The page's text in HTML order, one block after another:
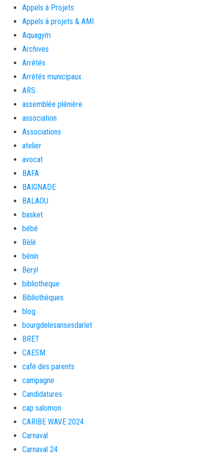
Appels à Projets
Appels à projets & AMI
Aquagym
Archives
Arrêtés
Arrêtés municipaux
ARS
assemblée plénière
association
Associations
atelier
avocat
BAFA
BAIGNADE
BALAOU
basket
bébé
Bèlè
bénin
Beryl
bibliotheque
Bibliothèques
blog
bourgdelesansesdarlet
BRET
CAESM
café des parents
campagne
Candidatures
cap salomon
CARIBE WAVE 2024
Carnaval
Carnaval 24